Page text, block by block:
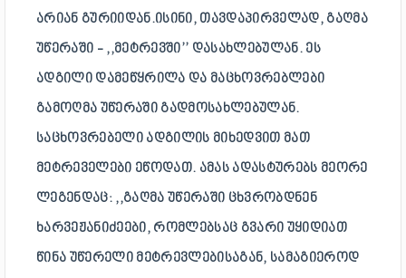
ᲐᲠᲘᲐᲜ ᲒᲣᲠᲘᲘᲓᲐᲜ.ᲘᲡᲘᲜᲘ, ᲗᲐᲕᲓᲐᲞᲘᲠᲕᲔᲚᲐᲓ, ᲒᲐᲦᲛᲐ
ᲣᲬᲔᲠᲐᲨᲘ - ,,ᲛᲔᲢᲠᲔᲕᲨᲘ’’ ᲓᲐᲡᲐᲮᲚᲔᲑᲣᲚᲐᲜ. ᲔᲡ
ᲐᲓᲒᲘᲚᲘ ᲓᲐᲛᲔᲬᲧᲠᲘᲚᲐ ᲓᲐ ᲛᲐᲪᲮᲝᲕᲠᲔᲑᲚᲔᲑᲘ
ᲒᲐᲛᲝᲦᲛᲐ ᲣᲬᲔᲠᲐᲨᲘ ᲒᲐᲓᲛᲝᲡᲐᲮᲚᲔᲑᲣᲚᲐᲜ.
ᲡᲐᲪᲮᲝᲕᲠᲔᲑᲔᲚᲘ ᲐᲓᲒᲘᲚᲘᲡ ᲛᲘᲮᲔᲓᲕᲘᲗ ᲛᲐᲗ
ᲛᲔᲢᲠᲔᲕᲔᲚᲔᲑᲘ ᲔᲬᲝᲓᲐᲗ. ᲐᲛᲐᲡ ᲐᲓᲐᲡᲢᲣᲠᲔᲑᲡ ᲛᲔᲝᲠᲔ
ᲚᲔᲒᲔᲜᲓᲐᲪ: ,,ᲒᲐᲦᲛᲐ ᲣᲬᲔᲠᲐᲨᲘ ᲪᲮᲕᲠᲝᲑᲓᲜᲔᲜ
ᲮᲐᲠᲕᲔᲟᲐᲜᲘᲫᲔᲔᲑᲘ, ᲠᲝᲛᲚᲔᲑᲡᲐᲪ ᲒᲕᲐᲠᲘ ᲣᲧᲘᲓᲘᲐᲗ
ᲬᲘᲜᲐ ᲣᲬᲔᲠᲔᲚᲘ ᲛᲔᲢᲠᲔᲕᲚᲔᲑᲘᲡᲐᲒᲐᲜ, ᲡᲐᲛᲐᲒᲘᲔᲠᲝᲓ